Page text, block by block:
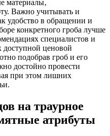
материалы‚
Важно учитывать и
удобство в обращении и
конкретного гроба лучше
специалистов и
доступной ценовой
подобрав гроб и его
достойно провести
при этом лишних
на траурное
атрибуты